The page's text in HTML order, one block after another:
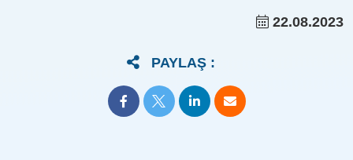
22.08.2023
PAYLAŞ :